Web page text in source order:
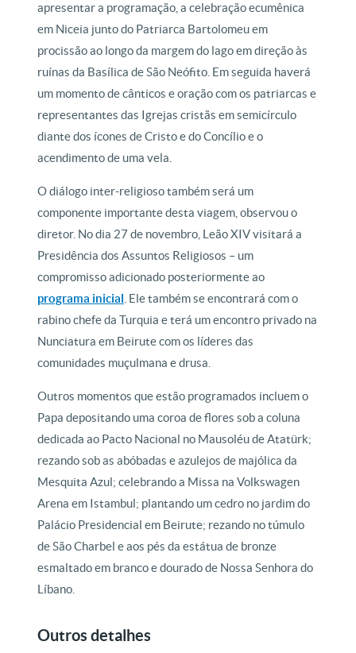
apresentar a programação, a celebração ecumênica
em Niceia junto do Patriarca Bartolomeu em
procissão ao longo da margem do lago em direção às
ruínas da Basílica de São Neófito. Em seguida haverá
um momento de cânticos e oração com os patriarcas e
representantes das Igrejas cristãs em semicírculo
diante dos ícones de Cristo e do Concílio e o
acendimento de uma vela.
O diálogo inter-religioso também será um
componente importante desta viagem, observou o
diretor. No dia 27 de novembro, Leão XIV visitará a
Presidência dos Assuntos Religiosos – um
compromisso adicionado posteriormente ao
programa inicial . Ele também se encontrará com o
rabino chefe da Turquia e terá um encontro privado na
Nunciatura em Beirute com os líderes das
comunidades muçulmana e drusa.
Outros momentos que estão programados incluem o
Papa depositando uma coroa de flores sob a coluna
dedicada ao Pacto Nacional no Mausoléu de Atatürk;
rezando sob as abóbadas e azulejos de majólica da
Mesquita Azul; celebrando a Missa na Volkswagen
Arena em Istambul; plantando um cedro no jardim do
Palácio Presidencial em Beirute; rezando no túmulo
de São Charbel e aos pés da estátua de bronze
esmaltado em branco e dourado de Nossa Senhora do
Líbano.
Outros detalhes